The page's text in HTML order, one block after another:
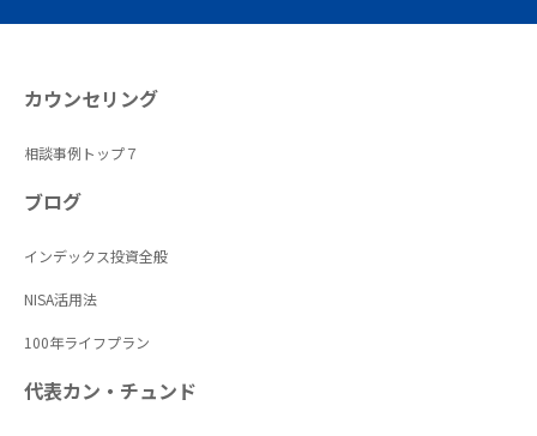
カウンセリング
相談事例トップ７
ブログ
インデックス投資全般
NISA活用法
100年ライフプラン
代表カン・チュンド